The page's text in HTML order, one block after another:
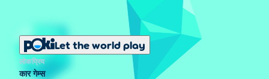
Let the world play
लोकप्रिय
कार गेम्स